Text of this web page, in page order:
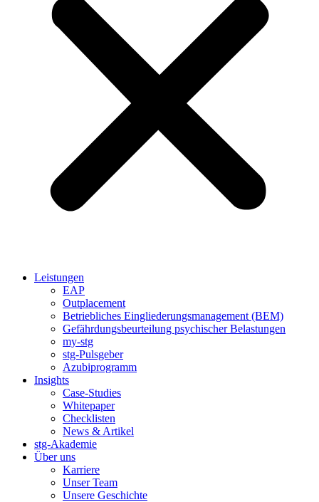
Leistungen
EAP
Outplacement
Betriebliches Eingliederungsmanagement (BEM)
Gefährdungsbeurteilung psychischer Belastungen
my-stg
stg-Pulsgeber
Azubiprogramm
Insights
Case-Studies
Whitepaper
Checklisten
News & Artikel
stg-Akademie
Über uns
Karriere
Unser Team
Unsere Geschichte